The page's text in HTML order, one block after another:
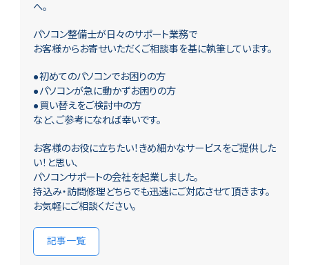
へ。
パソコン整備士が日々のサポート業務で
お客様からお寄せいただくご相談事を基に執筆しています。
●初めてのパソコンでお困りの方
●パソコンが急に動かずお困りの方
●買い替えをご検討中の方
など、ご参考になれば幸いです。
お客様のお役に立ちたい！きめ細かなサービスをご提供した
い！と思い、
パソコンサポートの会社を起業しました。
持込み・訪問修理どちらでも迅速にご対応させて頂きます。
お気軽にご相談ください。
記事一覧